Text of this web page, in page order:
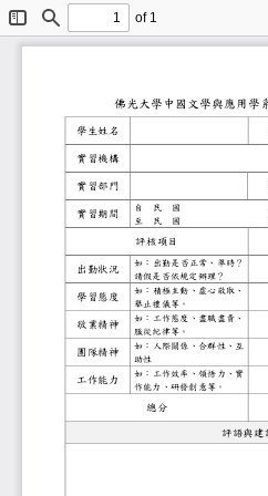
Toggle
Sidebar
Find
of 1
佛光大學中國文
學生姓名
實習機構
實習部門
實習期間
自 民 國
至
民 國
評核項目
出勤狀況
如：出勤是否正常、準
請假是否依規定辦理
學習態度
如：積極主動、虛心
舉止禮儀
等 。
敬業精神
如：工作態度、
盡職盡責
、
服從紀律等。
團隊精神
如：人際關係、合群
互
助性
工作能力
如：工作效率、領悟
作能力、研發創意等
總分
評語
與